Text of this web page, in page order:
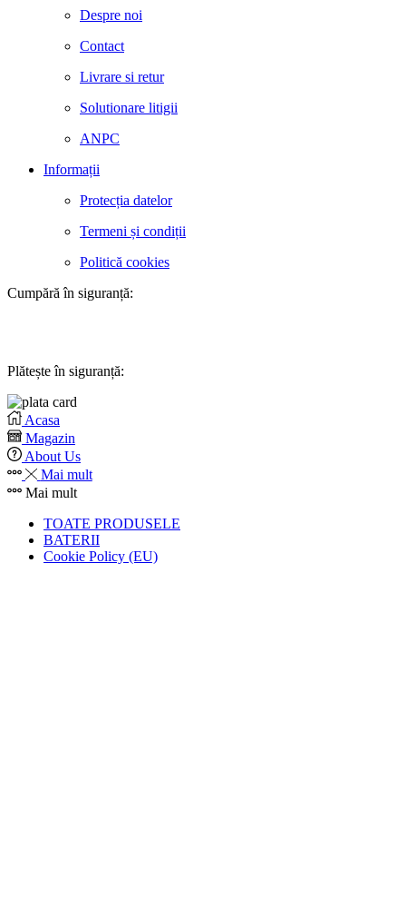
Despre noi
Contact
Livrare si retur
Solutionare litigii
ANPC
Informații
Protecția datelor
Termeni și condiții
Politică cookies
Cumpără în siguranță:
Plătește în siguranță:
Acasa
Magazin
About Us
Mai mult
Mai mult
TOATE PRODUSELE
BATERII
Cookie Policy (EU)